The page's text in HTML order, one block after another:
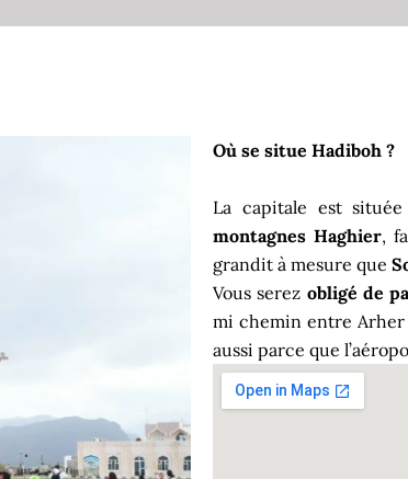
Où se situe Hadiboh ?
La capitale est
montagnes Haghier,
grandit à mesure que
Vous serez obligé de
mi chemin entre Arher
aussi parce que